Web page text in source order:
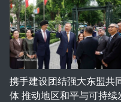
携手建设团结强大东盟共
体 推动地区和平与可持续